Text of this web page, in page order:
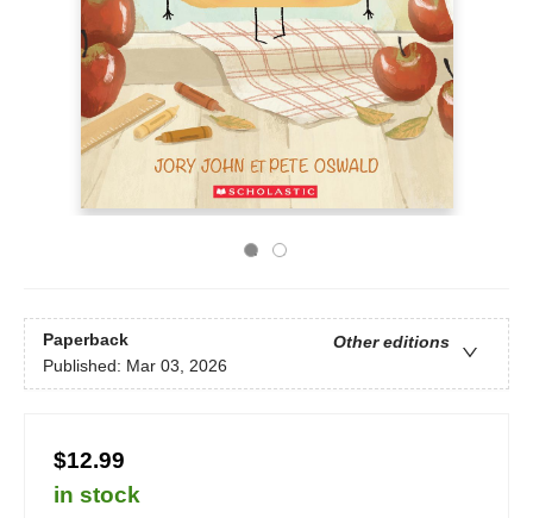
Paperback
Other editions
Published: Mar 03, 2026
$12.99
in stock